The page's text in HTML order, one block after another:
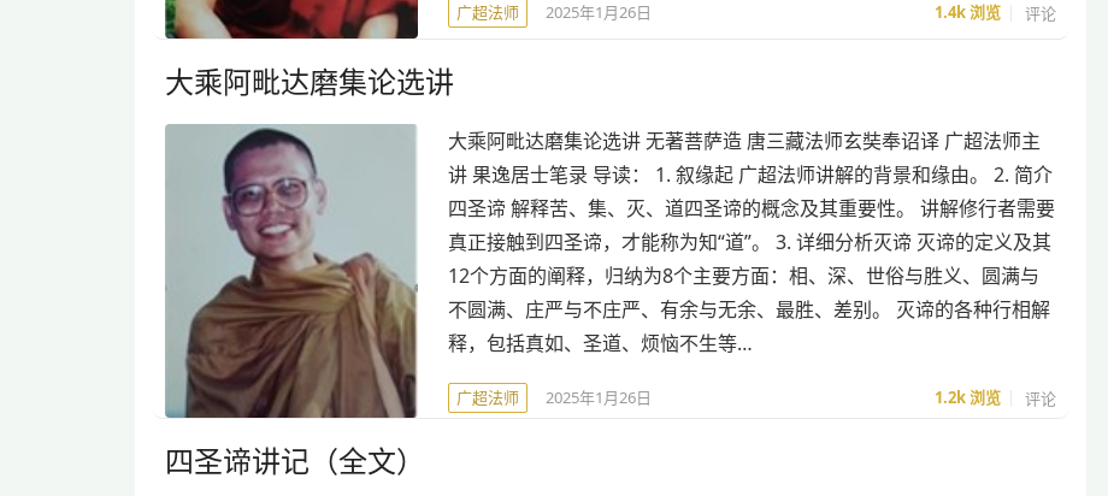
广超法师 2025年1月26日 1.4k浏览 评论
大乘阿毗达磨集论选讲
大乘阿毗达磨集论选讲 无著菩萨造 唐三藏法师玄奘奉诏译 广超法师主
讲 果逸居士笔录 导读： 1. 叙缘起 广超法师讲解的背景和缘由。 2. 简介
四圣谛 解释苦、集、灭、道四圣谛的概念及其重要性。 讲解修行者需要
真正接触到四圣谛，才能称为知“道”。 3. 详细分析灭谛 灭谛的定义及其
12个方面的阐释，归纳为8个主要方面：相、深、世俗与胜义、圆满与
不圆满、庄严与不庄严、有余与无余、最胜、差别。 灭谛的各种行相解
释，包括真如、圣道、烦恼不生等…
广超法师 2025年1月26日 1.2k浏览 评论
四圣谛讲记（全文）